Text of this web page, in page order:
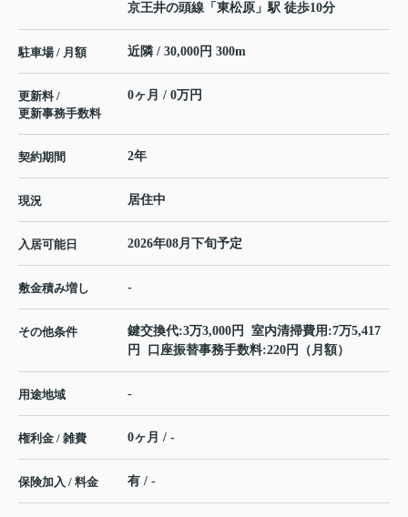
京王井の頭線 「 東松原 」駅 徒歩10分
駐車場 / 月額 近隣 / 30,000円 300m
更新料 /
更新事務手数料
0ヶ月 / 0万円
契約期間 2年
現況 居住中
入居可能日 2026年08月下旬予定
敷金積み増し -
その他条件
鍵交換代:3万3,000円 室内清掃費用:7万5,417
円 口座振替事務手数料:220円（月額）
用途地域 -
権利金 / 雑費 0ヶ月 / -
保険加入 / 料金 有 / -